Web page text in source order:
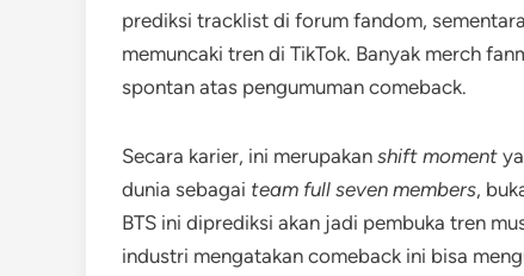
prediksi tracklist di forum fandom,
memuncaki tren di TikTok. Banyak merch
spontan atas pengumuman comeback.
Secara karier, ini merupakan shift moment
dunia sebagai team full seven members,
BTS ini diprediksi akan jadi pembuka tren
industri mengatakan comeback ini bisa